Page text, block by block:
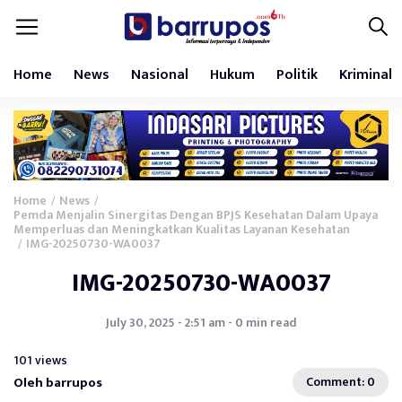
Home News Nasional Hukum Politik Kriminal
Home / News /
Pemda Menjalin Sinergitas Dengan BPJS Kesehatan Dalam Upaya
Memperluas dan Meningkatkan Kualitas Layanan Kesehatan
/ IMG-20250730-WA0037
IMG-20250730-WA0037
July 30, 2025 - 2:51 am - 0 min read
101 views
Oleh barrupos Comment: 0